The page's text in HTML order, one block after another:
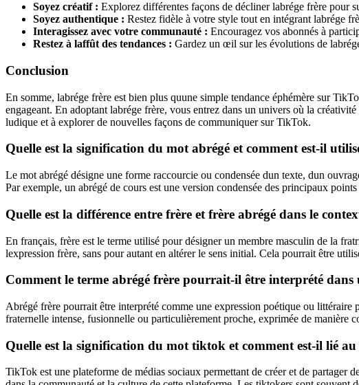
Soyez créatif : Explorez différentes façons de décliner labrége frère pour
Soyez authentique : Restez fidèle à votre style tout en intégrant labrége
Interagissez avec votre communauté : Encouragez vos abonnés à
Restez à laffût des tendances : Gardez un œil sur les évolutions de
Conclusion
En somme, labrége frère est bien plus quune simple tendance éphémère sur
engageant. En adoptant labrége frère, vous entrez dans un univers où la
ludique et à explorer de nouvelles façons de communiquer sur TikTok.
Quelle est la signification du mot abrégé et comment est-il
Le mot abrégé désigne une forme raccourcie ou condensée dun texte, dun
Par exemple, un abrégé de cours est une version condensée des principaux
Quelle est la différence entre frère et frère abrégé dans le
En français, frère est le terme utilisé pour désigner un membre masculin de la
lexpression frère, sans pour autant en altérer le sens initial. Cela pourrait être
Comment le terme abrégé frère pourrait-il être interprété
Abrégé frère pourrait être interprété comme une expression poétique ou
fraternelle intense, fusionnelle ou particulièrement proche, exprimée de manière
Quelle est la signification du mot tiktok et comment est-il lié
TikTok est une plateforme de médias sociaux permettant de créer et de partager